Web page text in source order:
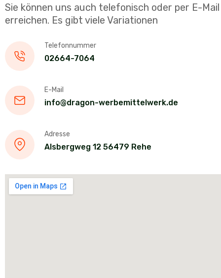
Sie können uns auch telefonisch oder per E-Mail
erreichen. Es gibt viele Variationen
Telefonnummer
02664-7064
E-Mail
info@dragon-werbemittelwerk.de
Adresse
Alsbergweg 12 56479 Rehe